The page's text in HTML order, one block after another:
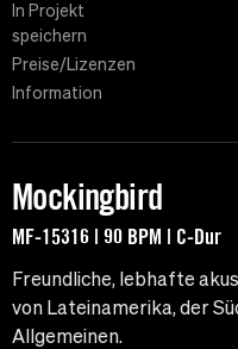
In Projekt
speichern
Preise/Lizenzen
Information
Mockingbird
MF-15316 | 90 BPM | C-Dur
Freundliche, lebhafte
von Lateinamerika, der
Allgemeinen.